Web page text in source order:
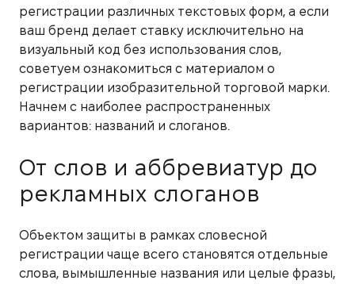
регистрации различных текстовых форм, а если
ваш бренд делает ставку исключительно на
визуальный код без использования слов,
советуем ознакомиться с материалом о
регистрации изобразительной торговой марки.
Начнем с наиболее распространенных
вариантов: названий и слоганов.
От слов и аббревиатур до
рекламных слоганов
Объектом защиты в рамках словесной
регистрации чаще всего становятся отдельные
слова, вымышленные названия или целые фразы,